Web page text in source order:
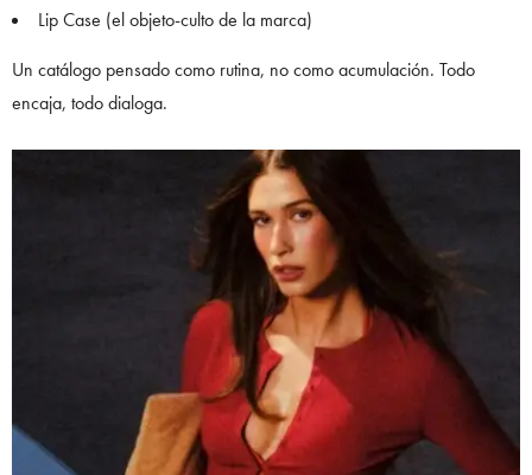
Lip Case (el objeto-culto de la marca)
Un catálogo pensado como rutina, no como acumulación. Todo
encaja, todo dialoga.